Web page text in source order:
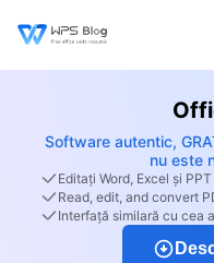
Software autentic,
nu este
Editați Word, Excel și
Read, edit, and convert
Interfață similară cu cea